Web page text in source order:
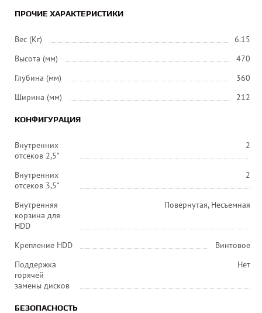
ПРОЧИЕ ХАРАКТЕРИСТИКИ
Вес (Кг)
6.15
Высота (мм)
470
Глубина (мм)
360
Ширина (мм)
212
КОНФИГУРАЦИЯ
Внутренних
отсеков 2,5"
2
Внутренних
отсеков 3,5"
2
Внутренняя
корзина для
HDD
Повернутая, Несъемная
Крепление HDD
Винтовое
Поддержка
горячей
замены дисков
Нет
БЕЗОПАСНОСТЬ